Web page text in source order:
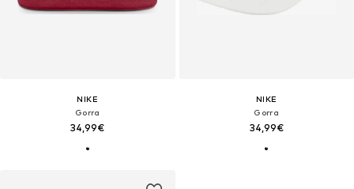
NIKE
Gorra
34,99€
NIKE
Gorra
34,99€